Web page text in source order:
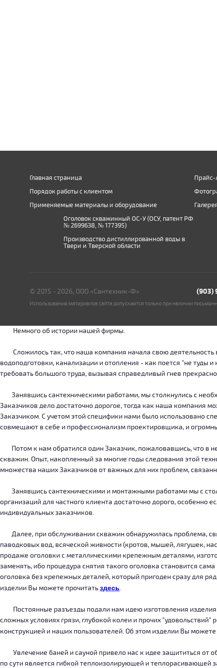
Главная страница
Порядок работы с клиентом
Применяемые материалы и оборудование
Прайс-
Оголовок скважинный ОС-У (ОСУ, патент РФ
№ 2699638, № 177395)
Производство дистиллированной воды в
Твери и Тверской области
© 2015 - 2026, ООО «Сантехник-Ф» (903)
Использование материалов сайта допускается только при наличии
Немного об истории нашей фирмы.
Сложилось так, что наша компания начала свою деятельность
водоподготовки, канализации и отопления - как поется "не
требовать большого труда, вызывая справедливый гнев
Занявшись сантехническими работами, мы столкнулись с
Заказчиков дело достаточно дорогое, тогда как наша компания
Заказчиком. С учетом этой специфики нами было использовано
совмещают в себе и профессионализм проектировщика, и
Потом к нам обратился один Заказчик, пожаловавшись, что в
скважин. Опыт, накопленный за многие годы следования этой
множества наших Заказчиков от важных для них проблем,
Занявшись сантехническими и монтажными работами мы с
организаций для частного клиента достаточно дорого, особенно
индивидуальных заказчиков.
Далее, при обслуживании скважин обнаружилась проблема,
паводковых вод, всяческой живности (кротов, мышей, лягушек,
продаже оголовки с металлическими крепежным деталями,
заменять, ибо процедура снятия такого оголовка становится
оголовка без крепежных деталей, который пригоден сразу для
изделии Вы можете прочитатьздесь.
Постоянные разъезды подали нам идею изготовления
сложных условиях грязи, глубокой колеи и прочих
конструкцией и наших пользователей. Об этом изделии Вы
Увлечение баней и сауной привело нас к идее защититься от
по сути является гибкой теплоизолирующей и теплорасивающей